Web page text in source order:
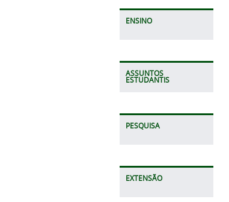
ENSINO
ASSUNTOS
ESTUDANTIS
PESQUISA
EXTENSÃO